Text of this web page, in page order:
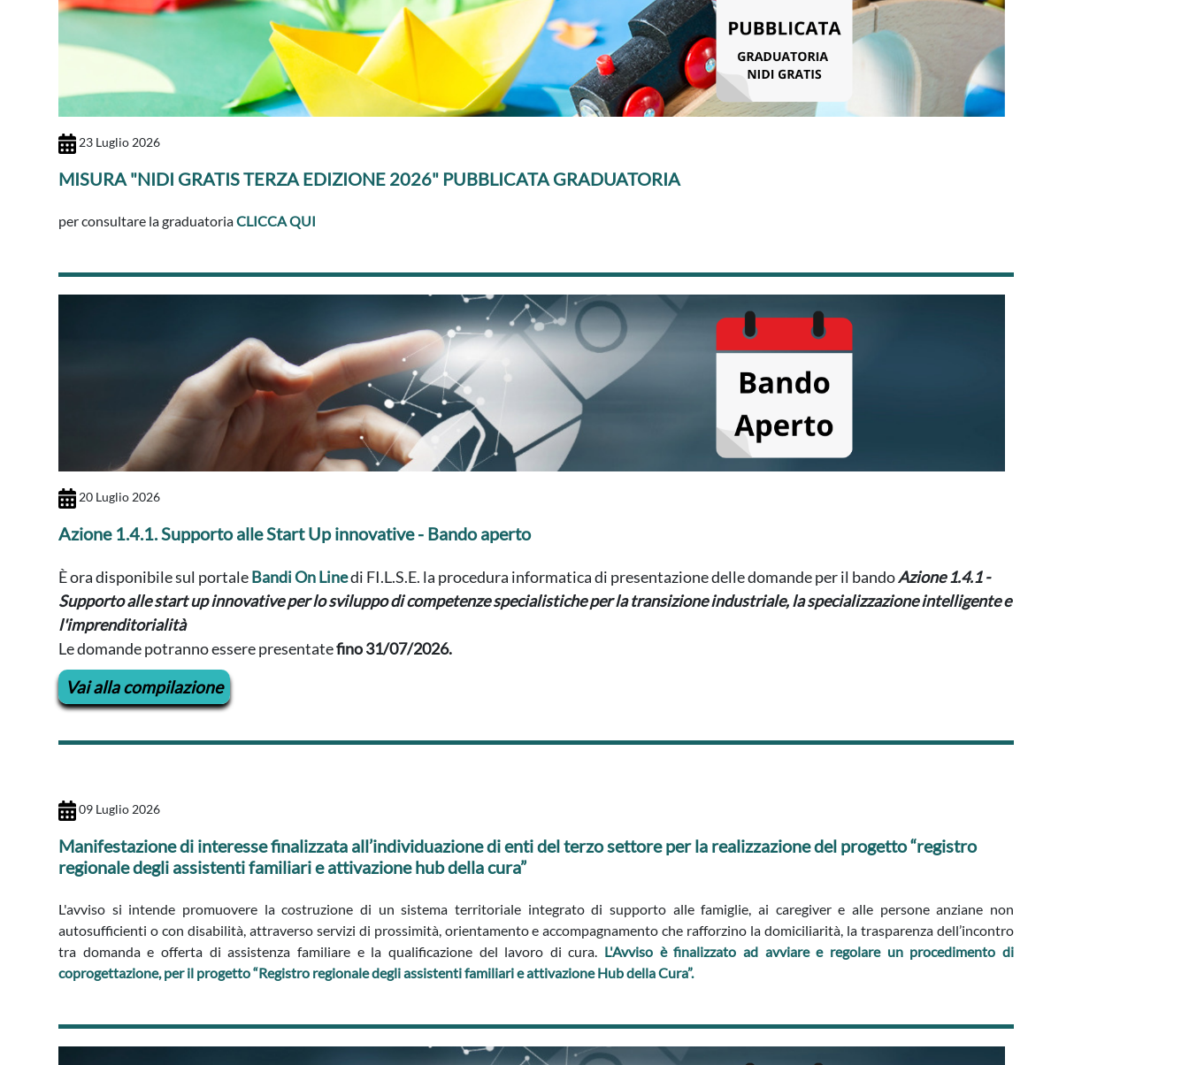
23 Luglio 2026
MISURA "NIDI GRATIS TERZA EDIZIONE 2026" PUBBLICATA GRADUATORIA
per consultare la graduatoriaCLICCA QUI
20 Luglio 2026
Azione 1.4.1. Supporto alle Start Up innovative - Bando aperto
È ora disponibilesul portaleBandi On Linedi FI.L.S.E. la procedura informatica di presentazione delle domande per il bandoAzione 1.4.1 -
Supporto alle start up innovative per lo sviluppo di competenze specialistiche per la transizione industriale, la specializzazione intelligente e
l'imprenditorialità
Le domande potranno essere presentatefino 31/07/2026.
Vai alla compilazione
09 Luglio 2026
Manifestazione di interesse finalizzata all’individuazione di enti del terzo settore per la realizzazione del progetto “registro
regionale degli assistenti familiari e attivazione hub della cura”
L'avviso si intende promuovere la costruzione di un sistema territoriale integrato di supporto alle famiglie, ai caregiver e alle persone anziane non
autosufficienti o con disabilità, attraverso servizi di prossimità, orientamento e accompagnamento che rafforzino la domiciliarità, la trasparenza dell’incontro
tra domanda e offerta di assistenza familiare e la qualificazione del lavoro di cura. L'Avviso è finalizzato ad avviare e regolare un procedimento di
coprogettazione, per il progetto “Registro regionale degli assistenti familiari e attivazione Hub della Cura”.